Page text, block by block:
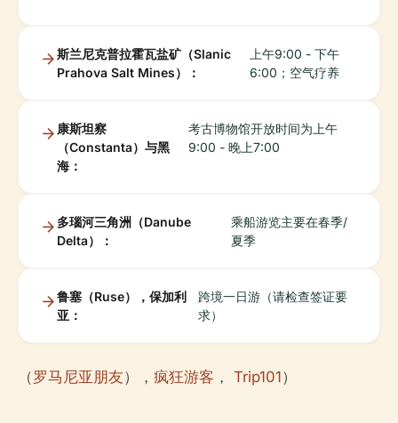
斯兰尼克普拉霍瓦盐矿（Slanic
Prahova Salt Mines）：
上午9:00 - 下午
6:00；空气疗养
康斯坦察
（Constanta）与黑
海：
考古博物馆开放时间为上午
9:00 - 晚上7:00
多瑙河三角洲（Danube
Delta）：
乘船游览主要在春季/
夏季
鲁塞（Ruse），保加利
亚：
跨境一日游（请检查签证要
求）
（罗马尼亚朋友）， 疯狂游客 ， Trip101）